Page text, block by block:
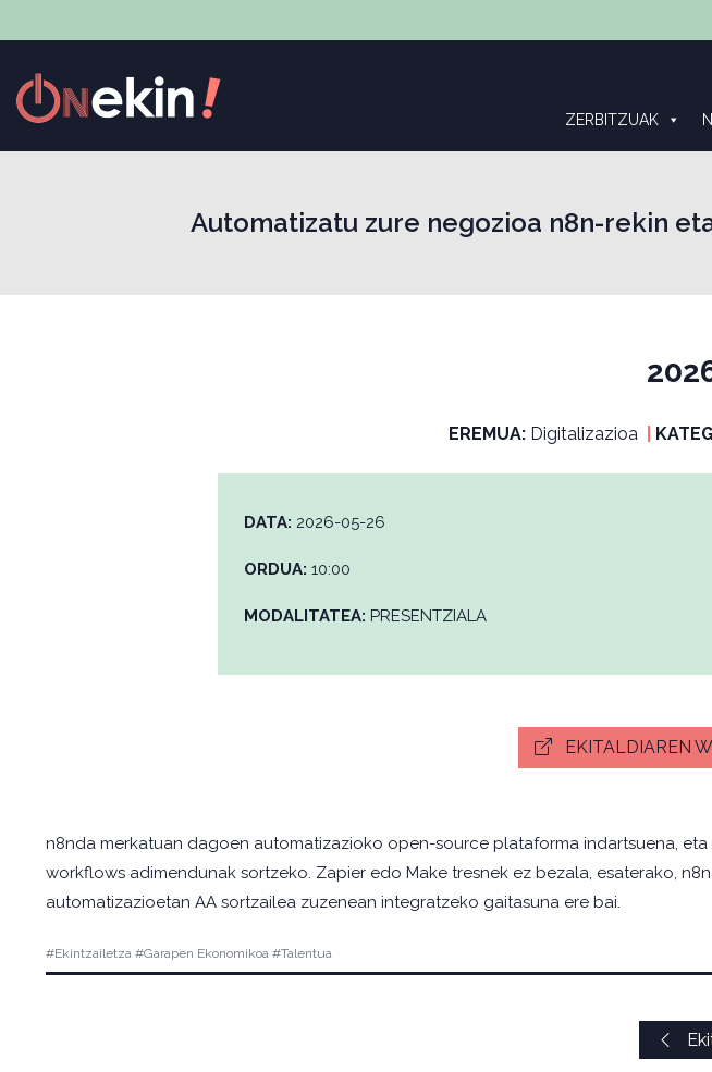
ZERBITZUAK
Automatizatu zure negozioa n8n-rekin
EREMUA: Digitalizazioa
DATA: 2026-05-26
ORDUA: 10:00
MODALITATEA: PRESENTZIALA
EKITALDIAREN
n8nda merkatuan dagoen automatizazioko open-source plataforma indartsuena,
workflows adimendunak sortzeko. Zapier edo Make tresnek ez bezala, esaterako,
automatizazioetan AA sortzailea zuzenean integratzeko gaitasuna ere bai.
#Ekintzailetza #Garapen Ekonomikoa #Talentua